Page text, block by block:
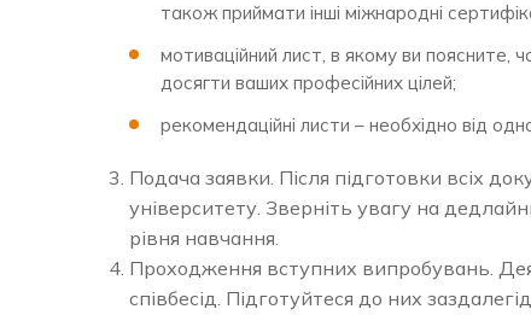
також приймати інші міжнародні
мотиваційний лист, в якому ви поясните,
досягти ваших професійних цілей;
рекомендаційні листи – необхідно від
Подача заявки. Після підготовки всіх
університету. Зверніть увагу на
рівня навчання.
Проходження вступних випробувань.
співбесід. Підготуйтеся до них